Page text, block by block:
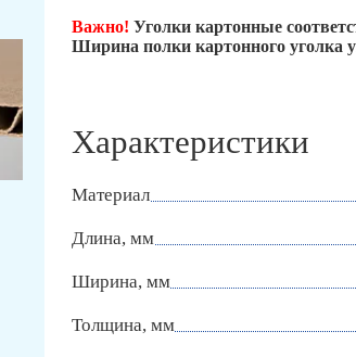
Важно! Уголки картонные
Ширина полки картонного уголка
Характеристики
Материал
Длина, мм
Ширина, мм
Толщина, мм